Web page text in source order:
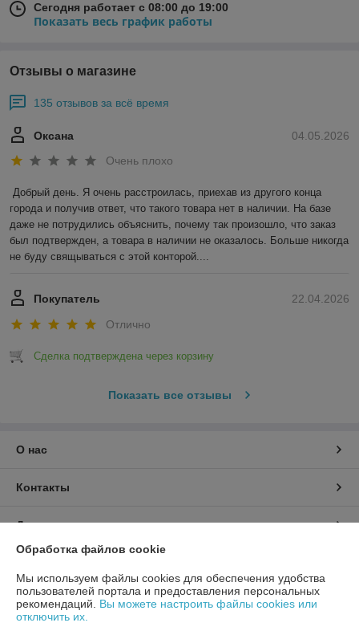
Сегодня работает с 08:00 до 19:00
Показать весь график работы
Отзывы о магазине
135 отзывов за всё время
04.05.2026
Оксана
Очень плохо
Добрый день. Я очень расстроилась, приехав из другого конца
города и получив ответ, что такого товара нет в наличии. На базе
даже не потрудились объяснить, почему так произошло, что заказ
был подтвержден, а товара в наличии не оказалось. Больше никогда
не буду свящываться с этой конторой....
22.04.2026
Покупатель
Отлично
Сделка подтверждена через корзину
Показать все отзывы
О нас
Контакты
Доставка и оплата
Полная версия сайта
Обработка файлов cookie
Мы используем файлы cookies для обеспечения удобства
пользователей портала и предоставления персональных
рекомендаций. Вы можете настроить файлы cookies или
отключить их.